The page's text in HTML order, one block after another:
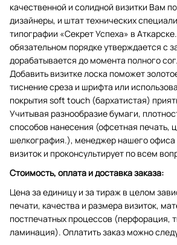
качественной и солидной визитки Вам
дизайнеры, и штат технических
типографии «Секрет Успеха» в
обязательном порядке утверждается с
дорабатывается до момента полного
Добавить визитке лоска поможет
тиснение среза и шрифта или
покрытия soft touch (бархатистая)
Учитывая разнообразие бумаги,
способов нанесения (офсетная печать,
шелкография.), менеджер нашего офиса
визиток и проконсультирует по всем
Стоимость, оплата и доставка заказа:
Цена за единицу и за тираж в целом
печати, качества и размера визиток,
постпечатных процессов (перфорация,
ламинация). Оплатить заказ можно